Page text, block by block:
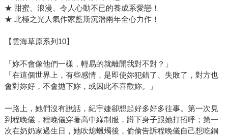
★ 甜蜜、浪漫、令人心動不已的養成系愛戀！
★ 北極之光人氣作家藍斯沉潛兩年全心力作！
【雲海草原系列10】
「妳不會像他們一樣，輕易的就離開我對不對？」
「在這個世界上，有些感情，是即使妳犯錯了、失敗了，對方也
會對妳好，不會拋下妳，或因此不喜歡妳。」
一路上，她們沒有說話，紀宇婕卻想起好多好多往事。第一次見
到程晚儀，程晚儀穿著高中綠制服，蹲下身子跟她打招呼；第一
次在奶奶家過生日，她吹熄蠟燭後，偷偷告訴程晚儀自己想吃銅